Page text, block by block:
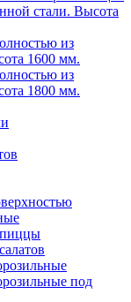
стали. Высота
из
1600 мм.
из
1800 мм.
под